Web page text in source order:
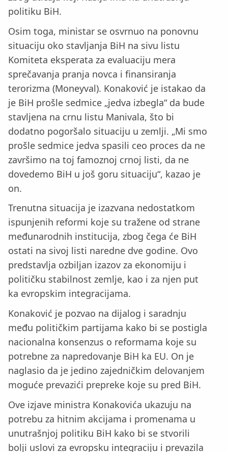
politiku BiH.
Osim toga, ministar se osvrnuo na ponovnu
situaciju oko stavljanja BiH na sivu listu
Komiteta eksperata za evaluaciju mera
sprečavanja pranja novca i finansiranja
terorizma (Moneyval). Konaković je istakao da
je BiH prošle sedmice „jedva izbegla“ da bude
stavljena na crnu listu Manivala, što bi
dodatno pogoršalo situaciju u zemlji. „Mi smo
prošle sedmice jedva spasili ceo proces da ne
završimo na toj famoznoj crnoj listi, da ne
dovedemo BiH u još goru situaciju“, kazao je
on.
Trenutna situacija je izazvana nedostatkom
ispunjenih reformi koje su tražene od strane
međunarodnih institucija, zbog čega će BiH
ostati na sivoj listi naredne dve godine. Ovo
predstavlja ozbiljan izazov za ekonomiju i
političku stabilnost zemlje, kao i za njen put
ka evropskim integracijama.
Konaković je pozvao na dijalog i saradnju
među političkim partijama kako bi se postigla
nacionalna konsenzus o reformama koje su
potrebne za napredovanje BiH ka EU. On je
naglasio da je jedino zajedničkim delovanjem
moguće prevazići prepreke koje su pred BiH.
Ove izjave ministra Konakovića ukazuju na
potrebu za hitnim akcijama i promenama u
unutrašnjoj politiku BiH kako bi se stvorili
bolji uslovi za evropsku integraciju i prevazila